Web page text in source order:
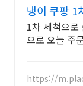
냉이 쿠팡 1
1차 세척으로
으로 오늘 주
https://